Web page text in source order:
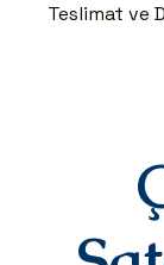
Teslimat ve
takip
firmamız
tarafından
DEĞİŞİM&İADE